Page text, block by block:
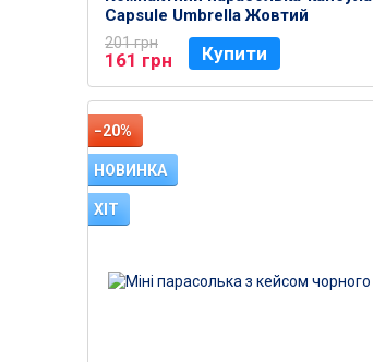
Capsule Umbrella Жовтий
201 грн
161 грн Купити
−20%
НОВИНКА
ХІТ